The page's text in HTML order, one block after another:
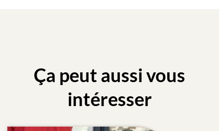
Ça peut aussi vous
intéresser